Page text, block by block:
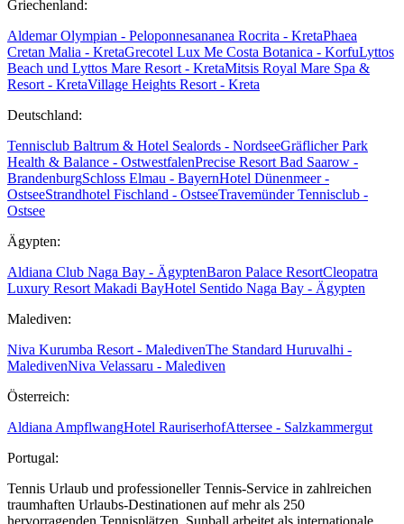
Griechenland:
Aldemar Olympian - Peloponnesananea Rocrita - KretaPhaea
Cretan Malia - KretaGrecotel Lux Me Costa Botanica - KorfuLyttos
Beach und Lyttos Mare Resort - KretaMitsis Royal Mare Spa &
Resort - KretaVillage Heights Resort - Kreta
Deutschland:
Tennisclub Baltrum & Hotel Sealords - NordseeGräflicher Park
Health & Balance - OstwestfalenPrecise Resort Bad Saarow -
BrandenburgSchloss Elmau - BayernHotel Dünenmeer -
OstseeStrandhotel Fischland - OstseeTravemünder Tennisclub -
Ostsee
Ägypten:
Aldiana Club Naga Bay - ÄgyptenBaron Palace ResortCleopatra
Luxury Resort Makadi BayHotel Sentido Naga Bay - Ägypten
Malediven:
Niva Kurumba Resort - MaledivenThe Standard Huruvalhi -
MaledivenNiva Velassaru - Malediven
Österreich:
Aldiana AmpflwangHotel RauriserhofAttersee - Salzkammergut
Portugal:
Tennis Urlaub und professioneller Tennis-Service in zahlreichen
traumhaften Urlaubs-Destinationen auf mehr als 250